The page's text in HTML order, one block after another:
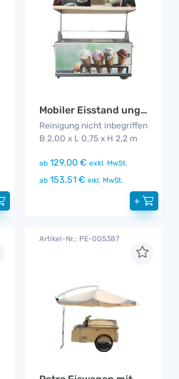
Mobiler Eisstand ungebrandet
Reinigung nicht inbegriffen
B 2,00 x L 0,75 x H 2,2 m
ab 129,00 € exkl. MwSt.
ab 153,51 € inkl. MwSt.
+
Artikel-Nr.: PE-005387